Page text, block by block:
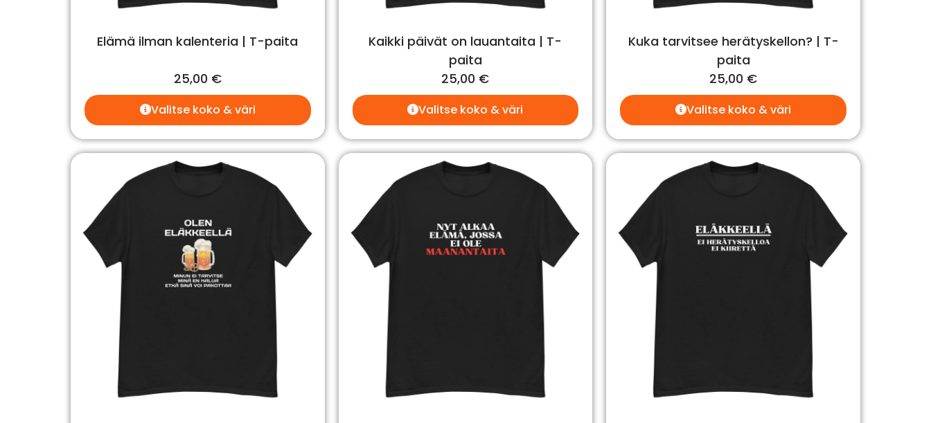
Elämä ilman kalenteria | T-paita
25,00 €
Valitse koko & väri
Kaikki päivät on lauantaita | T-
paita
25,00 €
Valitse koko & väri
Kuka tarvitsee herätyskellon? | T-
paita
25,00 €
Valitse koko & väri